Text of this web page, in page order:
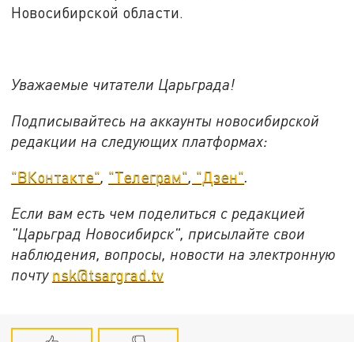
Новосибирской области.
Уважаемые читатели Царьграда!
Подписывайтесь на аккаунты новосибирской
редакции на следующих платформах:
"ВКонтакте", "Телеграм", "Дзен".
Если вам есть чем поделиться с редакцией
"Царьград Новосибирск", присылайте свои
наблюдения, вопросы, новости на электронную
почту nsk@tsargrad.tv